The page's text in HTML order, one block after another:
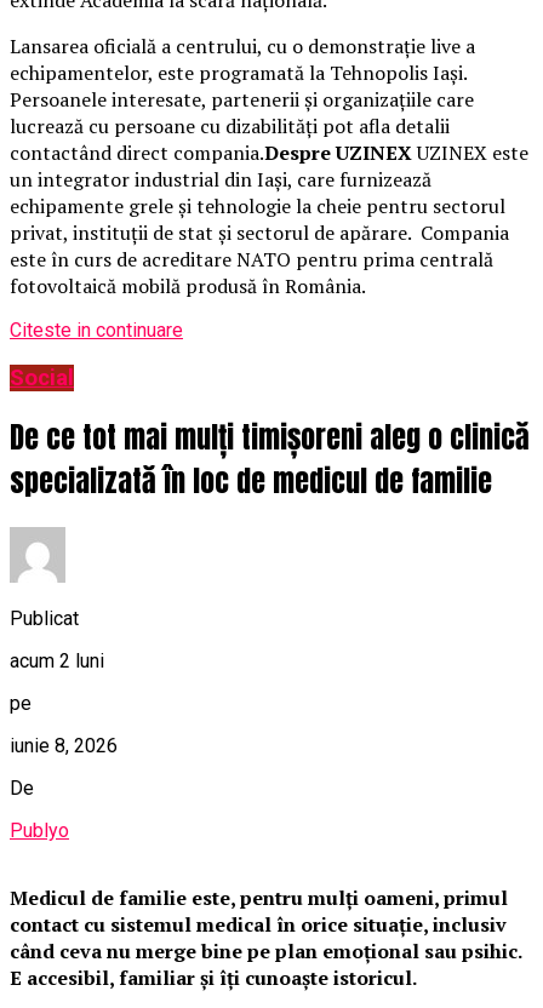
Lansarea oficială a centrului, cu o demonstrație live a
echipamentelor, este programată la Tehnopolis Iași.
Persoanele interesate, partenerii și organizațiile care
lucrează cu persoane cu dizabilități pot afla detalii
contactând direct compania.Despre UZINEXUZINEX este
un integrator industrial din Iași, care furnizează
echipamente grele și tehnologie la cheie pentru sectorul
privat, instituții de stat și sectorul de apărare. Compania
este în curs de acreditare NATO pentru prima centrală
fotovoltaică mobilă produsă în România.
Citeste in continuare
Social
De ce tot mai mulți timișoreni aleg o clinică
specializată în loc de medicul de familie
Publicat
acum 2 luni
pe
iunie 8, 2026
De
Publyo
Medicul de familie este, pentru mulți oameni, primul
contact cu sistemul medical în orice situație, inclusiv
când ceva nu merge bine pe plan emoțional sau psihic.
E accesibil, familiar și îți cunoaște istoricul.